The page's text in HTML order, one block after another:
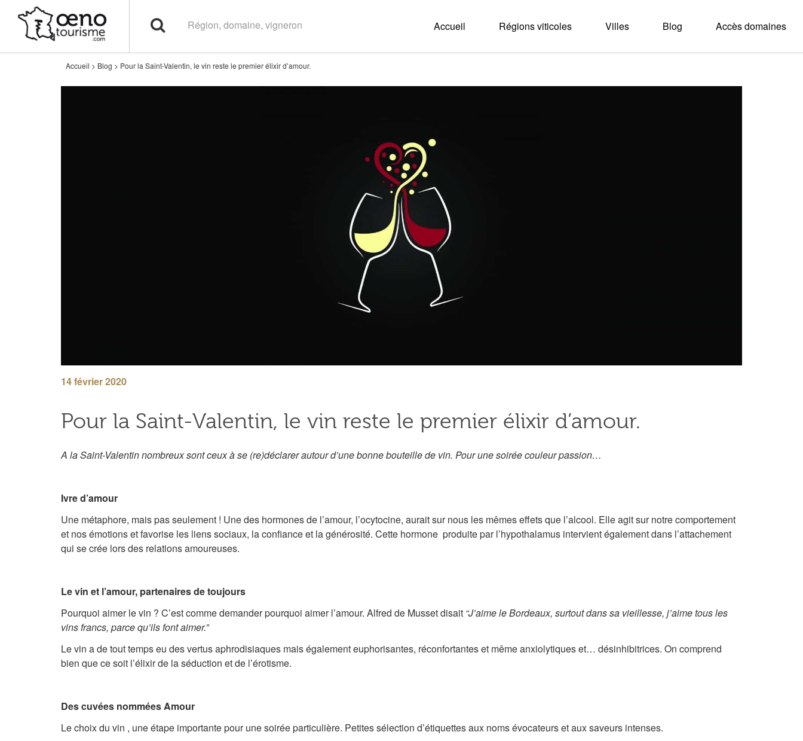
Accueil Régions viticoles Villes Blog Accès domaines
Accueil > Blog > Pour la Saint-Valentin, le vin reste le premier élixir d’amour.
14 février 2020
Pour la Saint-Valentin, le vin reste le premier élixir d’amour.
A la Saint-Valentin nombreux sont ceux à se (re)déclarer autour d’une bonne bouteille de vin. Pour une soirée couleur passion…
Ivre d’amour
Une métaphore, mais pas seulement ! Une des hormones de l’amour, l’ocytocine, aurait sur nous les mêmes effets que l’alcool. Elle agit sur notre comportement
et nos émotions et favorise les liens sociaux, la confiance et la générosité. Cette hormone produite par l’hypothalamus intervient également dans l’attachement
qui se crée lors des relations amoureuses.
Le vin et l’amour, partenaires de toujours
Pourquoi aimer le vin ? C’est comme demander pourquoi aimer l’amour. Alfred de Musset disait “J’aime le Bordeaux, surtout dans sa vieillesse, j’aime tous les
vins francs, parce qu’ils font aimer.”
Le vin a de tout temps eu des vertus aphrodisiaques mais également euphorisantes, réconfortantes et même anxiolytiques et… désinhibitrices. On comprend
bien que ce soit l’élixir de la séduction et de l’érotisme.
Des cuvées nommées Amour
Le choix du vin , une étape importante pour une soirée particulière. Petites sélection d’étiquettes aux noms évocateurs et aux saveurs intenses.